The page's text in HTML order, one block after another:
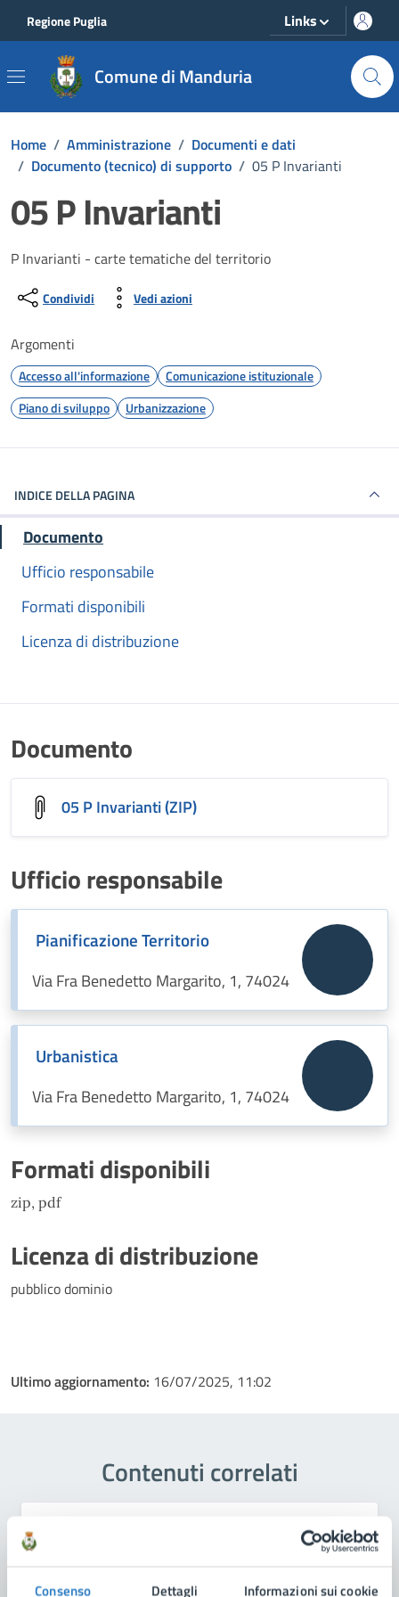
Consenso Dettagli Informazioni sui cookie
Regione Puglia Links
Comune di Manduria
Home / Amministrazione / Documenti e dati
/ Documento (tecnico) di supporto / 05 P Invarianti
05 P Invarianti
Dettagli del documento
P Invarianti - carte tematiche del territorio
Condividi Vedi azioni
Argomenti
Accesso all'informazione
Comunicazione istituzionale
Piano di sviluppo
Urbanizzazione
INDICE DELLA PAGINA
Documento
Ufficio responsabile
Formati disponibili
Licenza di distribuzione
Documento
05 P Invarianti (ZIP)
Ufficio responsabile
Pianificazione Territorio
Via Fra Benedetto Margarito, 1, 74024
Urbanistica
Via Fra Benedetto Margarito, 1, 74024
Formati disponibili
zip, pdf
Licenza di distribuzione
pubblico dominio
Ultimo aggiornamento: 16/07/2025, 11:02
Contenuti correlati
Scuola di Musica Comunale "Città di Manduria"